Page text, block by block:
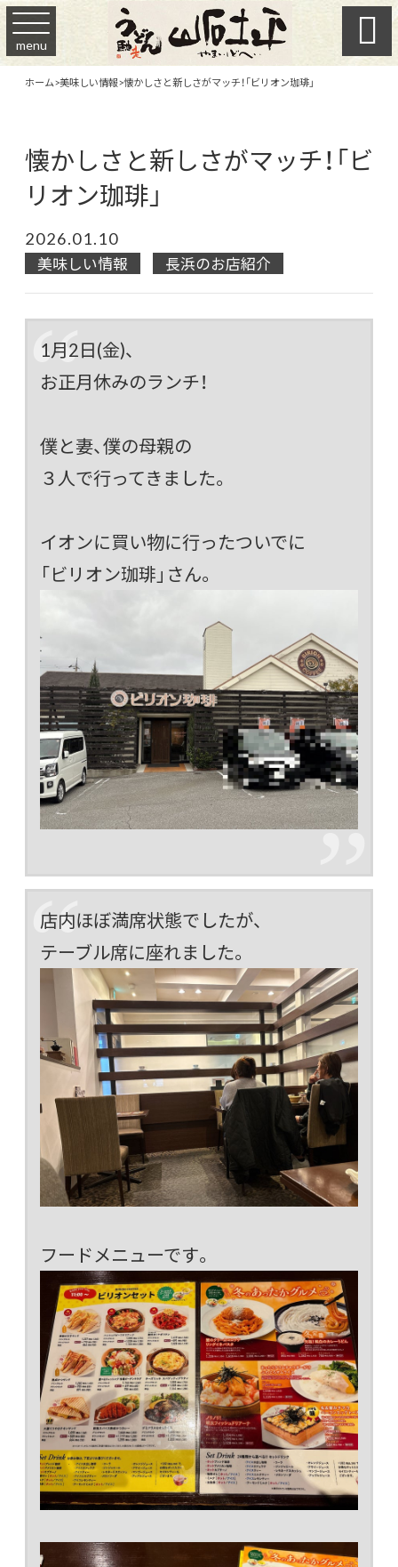
menu 
ホーム>美味しい情報>懐かしさと新しさがマッチ！「ビリオン珈琲」
懐かしさと新しさがマッチ！「ビ
リオン珈琲」
2026.01.10
美味しい情報 長浜のお店紹介
1月2日(金)、
お正月休みのランチ！
僕と妻、僕の母親の
３人で行ってきました。
イオンに買い物に行ったついでに
「ビリオン珈琲」さん。
店内ほぼ満席状態でしたが、
テーブル席に座れました。
フードメニューです。